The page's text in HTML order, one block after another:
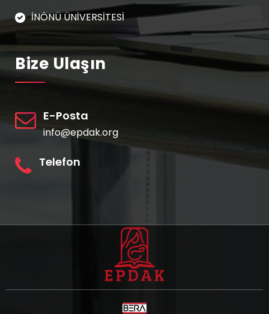
İNÖNÜ ÜNİVERSİTESİ
Bize Ulaşın
E-Posta
info@epdak.org
Telefon